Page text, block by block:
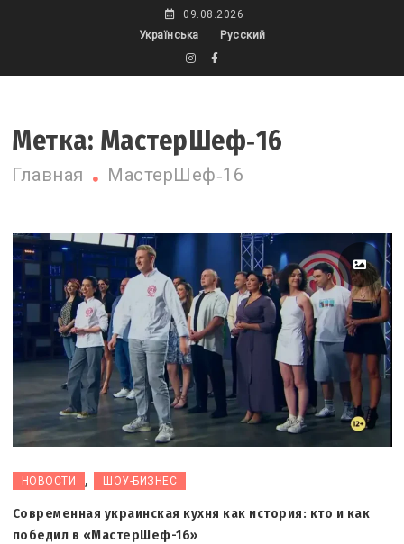
09.08.2026
Українська
Русский
Метка: МастерШеф‑16
Главная МастерШеф‑16
НОВОСТИ , ШОУ-БИЗНЕС
Современная украинская кухня как история: кто и как
победил в «МастерШеф-16»